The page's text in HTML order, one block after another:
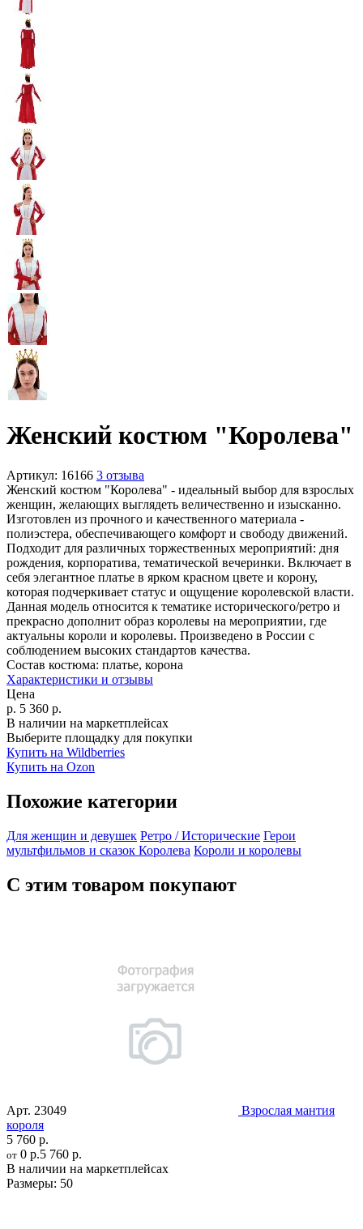
Женский костюм "Королева"
Артикул: 16166 3 отзыва
Женский костюм "Королева" - идеальный выбор для взрослых
женщин, желающих выглядеть величественно и изысканно.
Изготовлен из прочного и качественного материала -
полиэстера, обеспечивающего комфорт и свободу движений.
Подходит для различных торжественных мероприятий: дня
рождения, корпоратива, тематической вечеринки. Включает в
себя элегантное платье в ярком красном цвете и корону,
которая подчеркивает статус и ощущение королевской власти.
Данная модель относится к тематике исторического/ретро и
прекрасно дополнит образ королевы на мероприятии, где
актуальны короли и королевы. Произведено в России с
соблюдением высоких стандартов качества.
Состав костюма: платье, корона
Характеристики и отзывы
Цена
р. 5 360 р.
В наличии на маркетплейсах
Выберите площадку для покупки
Купить на Wildberries
Купить на Ozon
Похожие категории
Для женщин и девушек Ретро / Исторические Герои
мультфильмов и сказок Королева Короли и королевы
С этим товаром покупают
Арт. 23049
Взрослая мантия
короля
5 760 р.
от 0 р.5 760 р.
В наличии на маркетплейсах
Размеры: 50